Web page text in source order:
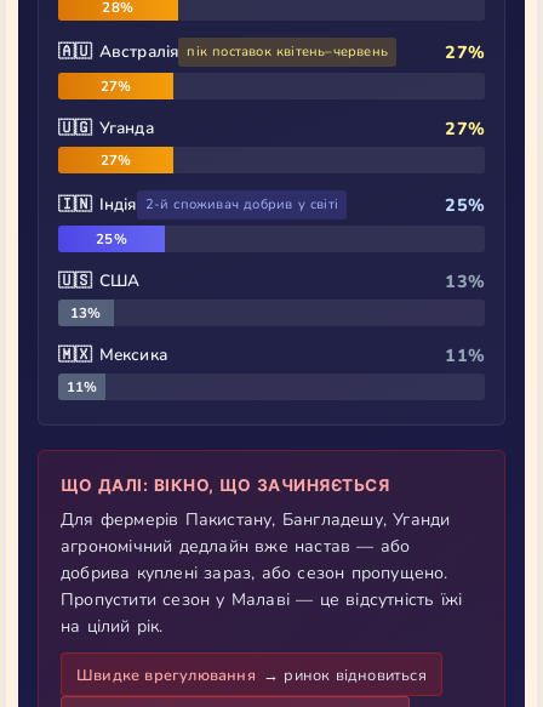
28%
🇦🇺 Австралія пік поставок квітень–червень 27%
27%
🇺🇬 Уганда 27%
27%
🇮🇳 Індія 2-й споживач добрив у світі 25%
25%
🇺🇸 США 13%
13%
🇲🇽 Мексика 11%
11%
ЩО ДАЛІ: ВІКНО, ЩО ЗАЧИНЯЄТЬСЯ
Для фермерів Пакистану, Бангладешу, Уганди
агрономічний дедлайн вже настав — або
добрива куплені зараз, або сезон пропущено.
Пропустити сезон у Малаві — це відсутність їжі
на цілий рік.
Швидке врегулювання → ринок відновиться